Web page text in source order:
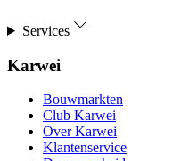
Services
Karwei
Bouwmarkten
Club Karwei
Over Karwei
Klantenservice